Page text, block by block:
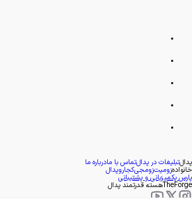
پدالتبلیغات در پدالتماس با مادرباره ما
خانوادهزومیتزومجیکجاروپدال
پارس پکمیزبانی و پشتیبانی
TheForgeهسته قدرتمند پدال